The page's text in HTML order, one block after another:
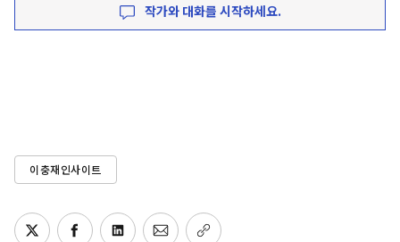
작가와 대화를 시작하세요.
이충재인사이트